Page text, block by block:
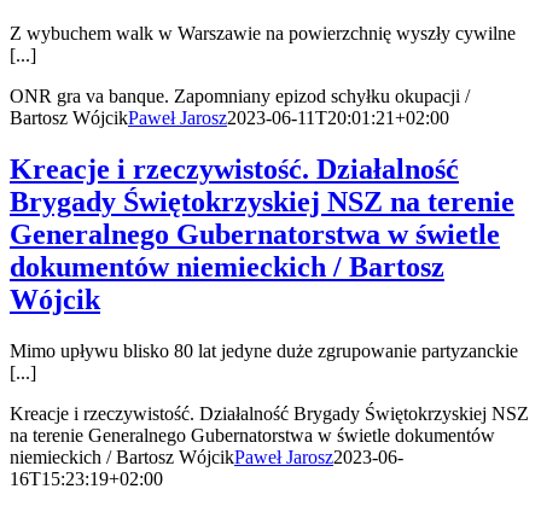
Z wybuchem walk w Warszawie na powierzchnię wyszły cywilne
[...]
ONR gra va banque. Zapomniany epizod schyłku okupacji /
Bartosz WójcikPaweł Jarosz2023-06-11T20:01:21+02:00
Kreacje i rzeczywistość. Działalność
Brygady Świętokrzyskiej NSZ na terenie
Generalnego Gubernatorstwa w świetle
dokumentów niemieckich / Bartosz
Wójcik
Mimo upływu blisko 80 lat jedyne duże zgrupowanie partyzanckie
[...]
Kreacje i rzeczywistość. Działalność Brygady Świętokrzyskiej NSZ
na terenie Generalnego Gubernatorstwa w świetle dokumentów
niemieckich / Bartosz WójcikPaweł Jarosz2023-06-
16T15:23:19+02:00